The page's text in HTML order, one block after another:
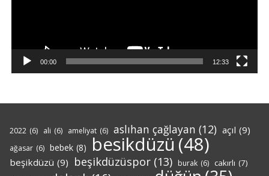
00:00 12:33
2022 (6) ali (6) ameliyat (6) aslıhan çağlayan (12) açıl (9)
ağasar (6) bebek (8) besikdüzü (48)
beşikdüzü (9) beşikdüzüspor (13) burak (6) cakırlı (7)